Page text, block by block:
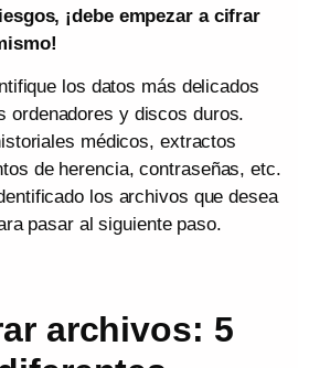
¡debe empezar a cifrar
los datos más delicados
ordenadores y discos duros.
médicos, extractos
de herencia, contraseñas, etc.
los archivos que desea
pasar al siguiente paso.
archivos: 5